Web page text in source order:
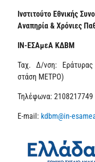
Ινστιτούτο Εθνικής
Αναπηρία & Χρόνιες
ΙΝ-ΕΣΑμεΑ ΚΔΒΜ
Ταχ. Δ/νση:
στάση ΜΕΤΡΟ)
Τηλέφωνα: 2108217749
E-mail: kdbm@in-